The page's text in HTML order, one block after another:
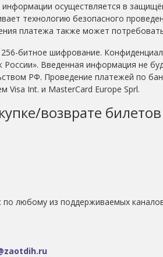
осуществляется в
технологию безопасного
платежа также может
битное шифрование.
Введенная информация не
РФ. Проведение платежей по
Visa Int. и MasterCard Europe Sprl.
возврате
любому из поддерживаемых